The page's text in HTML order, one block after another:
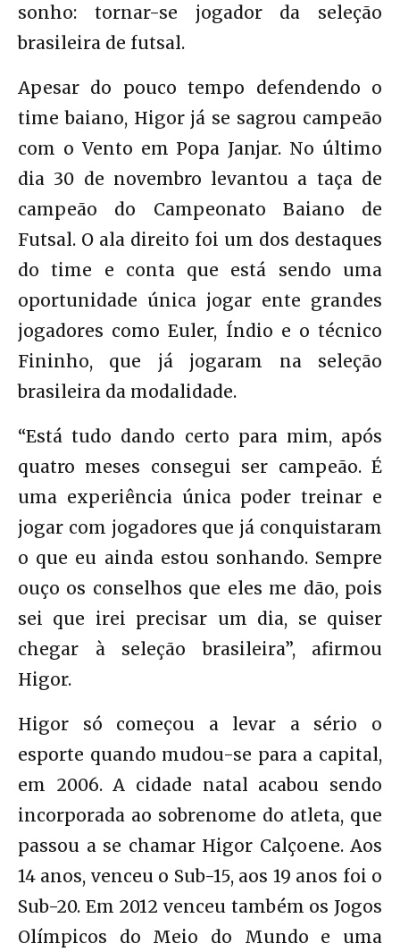
sonho: tornar-se jogador da seleção
brasileira de futsal.
Apesar do pouco tempo defendendo o
time baiano, Higor já se sagrou campeão
com o Vento em Popa Janjar. No último
dia 30 de novembro levantou a taça de
campeão do Campeonato Baiano de
Futsal. O ala direito foi um dos destaques
do time e conta que está sendo uma
oportunidade única jogar ente grandes
jogadores como Euler, Índio e o técnico
Fininho, que já jogaram na seleção
brasileira da modalidade.
“Está tudo dando certo para mim, após
quatro meses consegui ser campeão. É
uma experiência única poder treinar e
jogar com jogadores que já conquistaram
o que eu ainda estou sonhando. Sempre
ouço os conselhos que eles me dão, pois
sei que irei precisar um dia, se quiser
chegar à seleção brasileira”, afirmou
Higor.
Higor só começou a levar a sério o
esporte quando mudou-se para a capital,
em 2006. A cidade natal acabou sendo
incorporada ao sobrenome do atleta, que
passou a se chamar Higor Calçoene. Aos
14 anos, venceu o Sub-15, aos 19 anos foi o
Sub-20. Em 2012 venceu também os Jogos
Olímpicos do Meio do Mundo e uma